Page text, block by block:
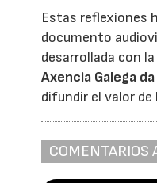
Estas reflexiones
documento
desarrollada con
Axencia Galega
difundir el valor
COMENTARIOS